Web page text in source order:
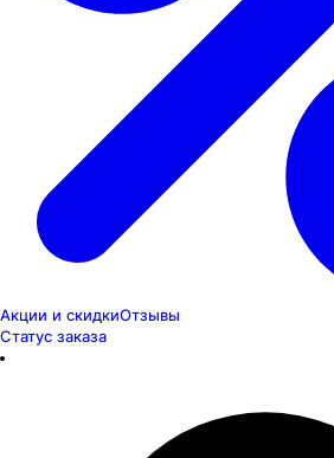
Акции и скидкиОтзывы
Статус заказа